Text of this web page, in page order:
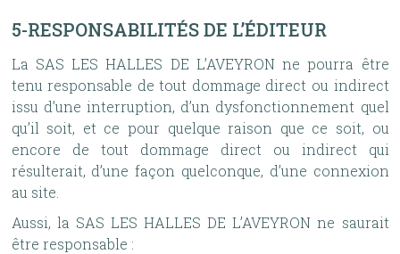
5-RESPONSABILITÉS DE L’ÉDITEUR
La SAS LES HALLES DE L’AVEYRON ne pourra être
tenu responsable de tout dommage direct ou indirect
issu d’une interruption, d’un dysfonctionnement quel
qu’il soit, et ce pour quelque raison que ce soit, ou
encore de tout dommage direct ou indirect qui
résulterait, d’une façon quelconque, d’une connexion
au site.
Aussi, la SAS LES HALLES DE L’AVEYRON ne saurait
être responsable :